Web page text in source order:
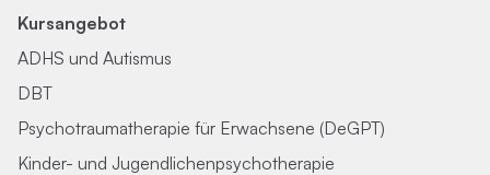
Kursangebot
ADHS und Autismus
DBT
Psychotraumatherapie für Erwachsene (DeGPT)
Kinder- und Jugendlichenpsychotherapie